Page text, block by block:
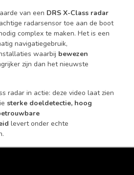
van een DRS X-Class radar
radarsensor toe aan de boot
complex te maken. Het is een
navigatiegebruik,
waarbij bewezen
zijn dan het nieuwste
radar in actie: deze video laat zien
sterke doeldetectie, hoog
levert onder echte